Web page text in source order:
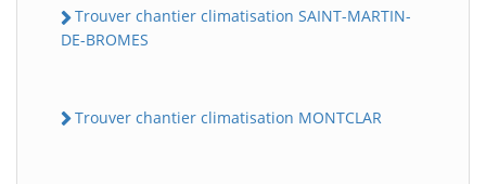
Trouver chantier climatisation SAINT-MARTIN-
DE-BROMES
Trouver chantier climatisation MONTCLAR